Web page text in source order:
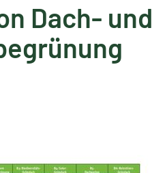
Dach- und